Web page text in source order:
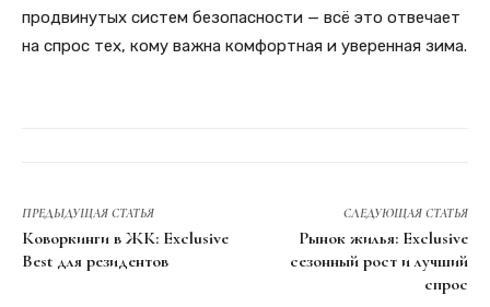
продвинутых систем безопасности — всё это отвечает
на спрос тех, кому важна комфортная и уверенная зима.
ПРЕДЫДУЩАЯ СТАТЬЯ
Коворкинги в ЖК: Exclusive
Best для резидентов
СЛЕДУЮЩАЯ СТАТЬЯ
Рынок жилья: Exclusive
сезонный рост и лучший
спрос